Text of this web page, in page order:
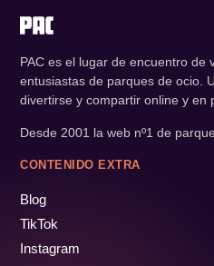
PAC es el lugar de encuentro de
entusiastas de parques de ocio.
divertirse y compartir online y en
Desde 2001 la web nº1 de
CONTENIDO EXTRA
Blog
TikTok
Instagram